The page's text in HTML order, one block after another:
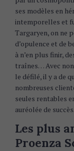
ses modèles en
intemporelles et
Targaryen, on ne
d’opulence et de
à n’en plus finir,
traînes… Avec
le défilé, il y a de
nombreuses
seules rentables
auréolée de succès.
Les plus
Proenza